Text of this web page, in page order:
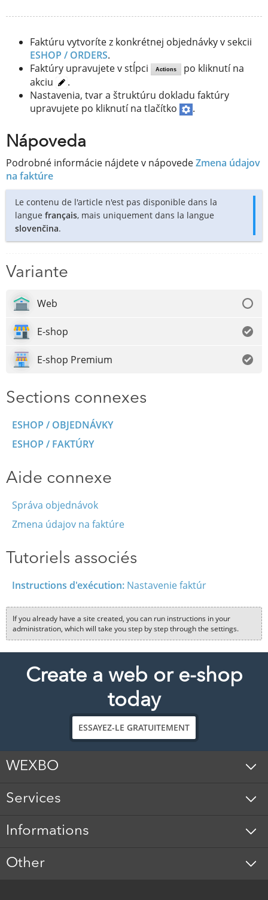
Faktúru vytvoríte z konkrétnej objednávky v sekcii
ESHOP / ORDERS.
Faktúry upravujete v stĺpci
Actions
po kliknutí na
akciu
.
Nastavenia, tvar a štruktúru dokladu faktúry
upravujete po kliknutí na tlačítko
.
Nápoveda
Podrobné informácie nájdete v nápovedeZmena údajov
na faktúre
Le contenu de l'article n'est pas disponible dans la
langue français, mais uniquement dans la langue
slovenčina.
Variante
Web
E-shop
E-shop Premium
Sections connexes
ESHOP / OBJEDNÁVKY
ESHOP / FAKTÚRY
Aide connexe
Správa objednávok
Zmena údajov na faktúre
Tutoriels associés
Instructions d'exécution: Nastavenie faktúr
If you already have a site created, you can run instructions in your
administration, which will take you step by step through the settings.
Create a web or e-shop
today
ESSAYEZ-LE GRATUITEMENT
WEXBO
Services
Informations
Other